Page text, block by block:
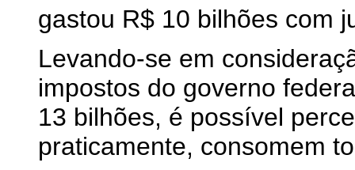
gastou R$ 10 bilhões com
Levando-se em
impostos do governo
13 bilhões, é possível
praticamente, consomem